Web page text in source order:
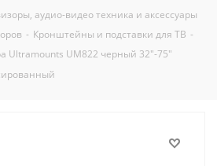
аудио-видео техника и аксессуары
- Кронштейны и подставки для ТВ -
Ultramounts UM822 черный 32"-75"